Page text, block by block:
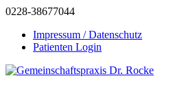
0228-38677044
Impressum / Datenschutz
Patienten Login